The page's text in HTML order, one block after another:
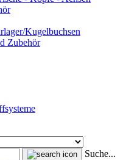
Kugelbuchsen
Zubehör
Suche...